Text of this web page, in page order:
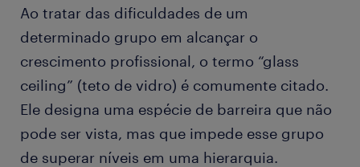
Ao tratar das dificuldades de um
determinado grupo em alcançar o
crescimento profissional, o termo “glass
ceiling” (teto de vidro) é comumente citado.
Ele designa uma espécie de barreira que não
pode ser vista, mas que impede esse grupo
de superar níveis em uma hierarquia.